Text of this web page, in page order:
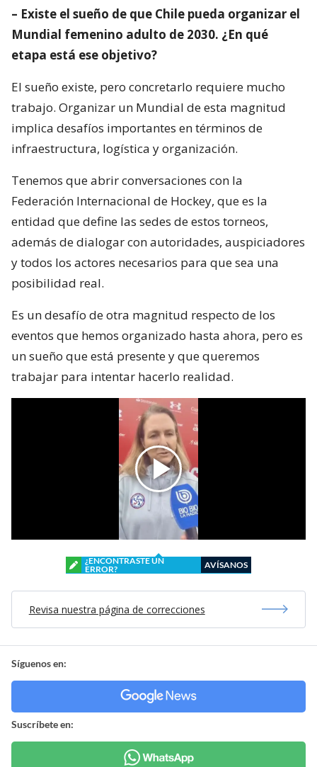
– Existe el sueño de que Chile pueda organizar el
Mundial femenino adulto de 2030. ¿En qué
etapa está ese objetivo?
El sueño existe, pero concretarlo requiere mucho
trabajo. Organizar un Mundial de esta magnitud
implica desafíos importantes en términos de
infraestructura, logística y organización.
Tenemos que abrir conversaciones con la
Federación Internacional de Hockey, que es la
entidad que define las sedes de estos torneos,
además de dialogar con autoridades, auspiciadores
y todos los actores necesarios para que sea una
posibilidad real.
Es un desafío de otra magnitud respecto de los
eventos que hemos organizado hasta ahora, pero es
un sueño que está presente y que queremos
trabajar para intentar hacerlo realidad.
¿ENCONTRASTE UN
ERROR?
AVÍSANOS
Revisa nuestra página de correcciones
Síguenos en:
Suscríbete en: